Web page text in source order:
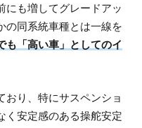
にも増してグレードアッ
の同系統車種とは一線を
も「高い車」としてのイ
おり、特にサスペンショ
く安定感のある操舵安定